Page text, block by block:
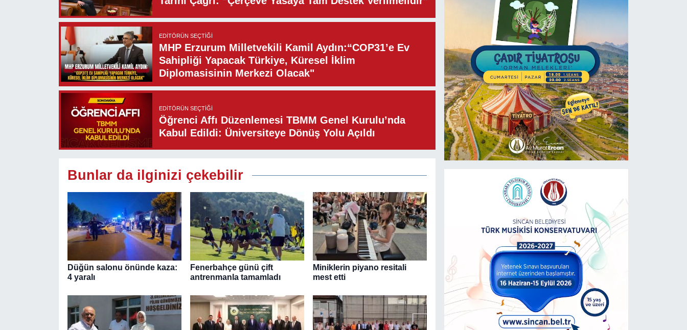
EDITÖRÜN SEÇTIĞI
MHP Erzurum Milletvekili Kamil Aydın:“COP31’e Ev
Sahipliği Yapacak Türkiye, Küresel İklim
Diplomasisinin Merkezi Olacak"
EDITÖRÜN SEÇTIĞI
Öğrenci Affı Düzenlemesi TBMM Genel Kurulu’nda
Kabul Edildi: Üniversiteye Dönüş Yolu Açıldı
Bunlar da ilginizi çekebilir
Düğün salonu önünde kaza:
4 yaralı
Fenerbahçe günü çift
antrenmanla tamamladı
Miniklerin piyano resitali
mest etti